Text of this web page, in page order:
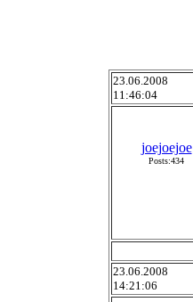
23.06.2008
11:46:04
joejoejoe
Posts:434
23.06.2008
14:21:06